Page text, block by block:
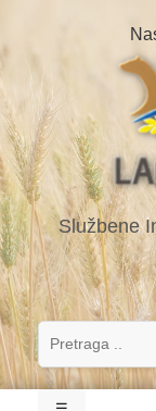
Službene